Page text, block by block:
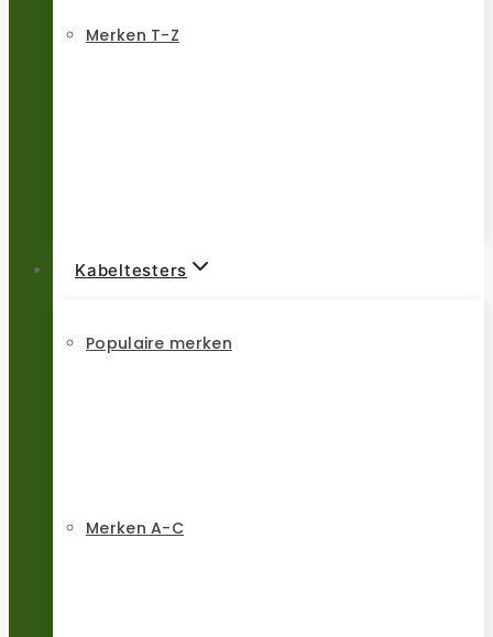
Merken T-Z
Kabeltesters
Populaire merken
Merken A-C